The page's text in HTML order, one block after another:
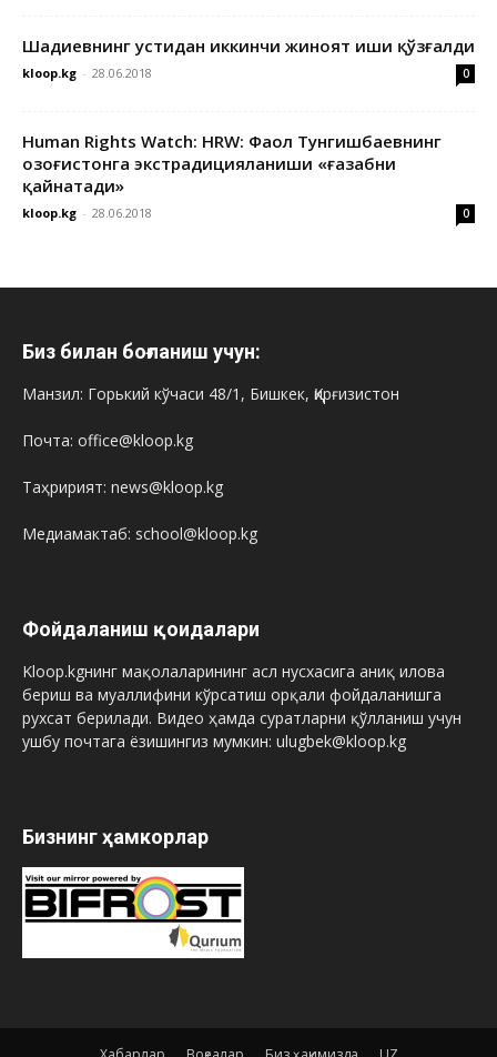
Шадиевнинг устидан иккинчи жиноят иши қўзғалди
kloop.kg - 28.06.2018 0
Human Rights Watch: HRW: Фаол Тунгишбаевнинг
Қозоғистонга экстрадицияланиши «ғазабни
қайнатади»
kloop.kg - 28.06.2018 0
Биз билан боғланиш учун:
Манзил: Горький кўчаси 48/1, Бишкек, Қирғизистон
Почта: office@kloop.kg
Таҳририят: news@kloop.kg
Медиамактаб: school@kloop.kg
Фойдаланиш қоидалари
Kloop.kgнинг мақолаларининг асл нусхасига аниқ илова
бериш ва муаллифини кўрсатиш орқали фойдаланишга
рухсат берилади. Видео ҳамда суратларни қўлланиш учун
ушбу почтага ёзишингиз мумкин: ulugbek@kloop.kg
Бизнинг ҳамкорлар